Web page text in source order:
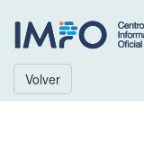
Volver